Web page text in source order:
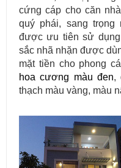
cứng cáp cho căn
quý phái, sang trọng
được ưu tiên sử
sắc nhã nhặn được
mặt tiền cho phong
hoa cương màu đen,
thạch màu vàng, màu